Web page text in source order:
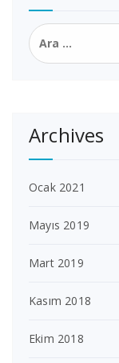
Arama:
Archives
Ocak 2021
Mayıs 2019
Mart 2019
Kasım 2018
Ekim 2018